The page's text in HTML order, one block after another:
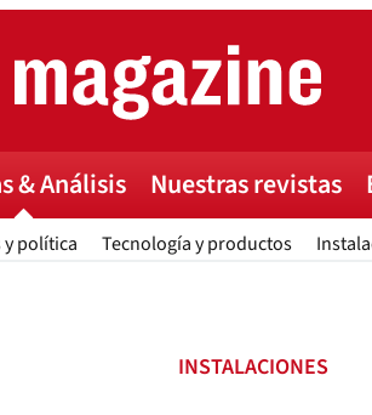
& Análisis
y política Tecnología y productos
Nuestras revistas
INSTALACIONES